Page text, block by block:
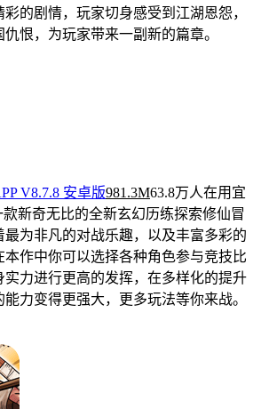
的剧情，玩家切身感受到江湖恩怨，
恨，为玩家带来一副新的篇章。
V8.7.8 安卓版981.3M63.8万人在用 宜
新奇无比的全新玄幻历练探索修仙冒
最为非凡的对战乐趣，以及丰富多彩的
本作中你可以选择各种角色参与竞技比
实力进行更高的发挥，在多样化的提升
力变得更强大，更多玩法等你来战。